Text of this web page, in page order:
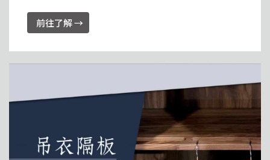
前往了解 →